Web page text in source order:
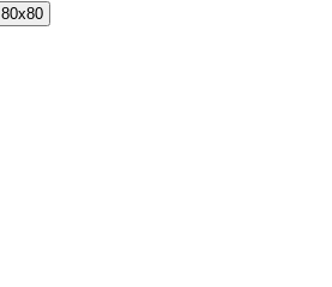
80x80